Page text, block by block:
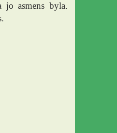
jo asmens byla.